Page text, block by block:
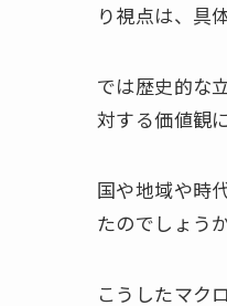
り視点は、具
では歴史的な
対する価値観
国や地域や時
たのでしょう
こうしたマク